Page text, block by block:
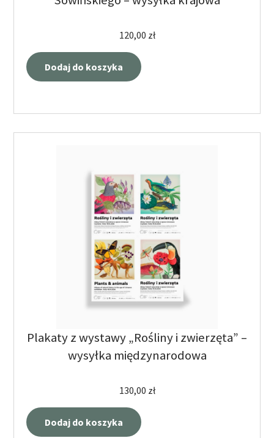
120,00 zł
Dodaj do koszyka
Plakaty z wystawy „Rośliny i zwierzęta” –
wysyłka międzynarodowa
130,00 zł
Dodaj do koszyka